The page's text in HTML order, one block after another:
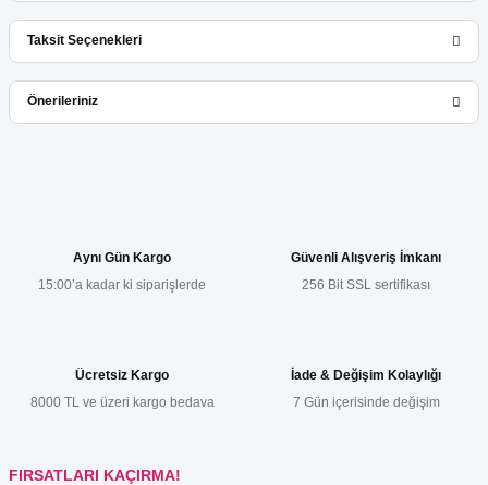
Bu ürüne ilk yorumu siz yapın!
Taksit Seçenekleri
Önerileriniz
Ürün resmi kalitesiz, bozuk veya görüntülenemiyor.
Ürün fiyatı diğer sitelerden daha pahalı.
Aynı Gün Kargo
15:00’a kadar ki siparişlerde
Güvenli Alışveriş İmkanı
256 Bit SSL sertifikası
Ücretsiz Kargo
8000 TL ve üzeri kargo bedava
İade & Değişim Kolaylığı
7 Gün içerisinde değişim
FIRSATLARI KAÇIRMA!